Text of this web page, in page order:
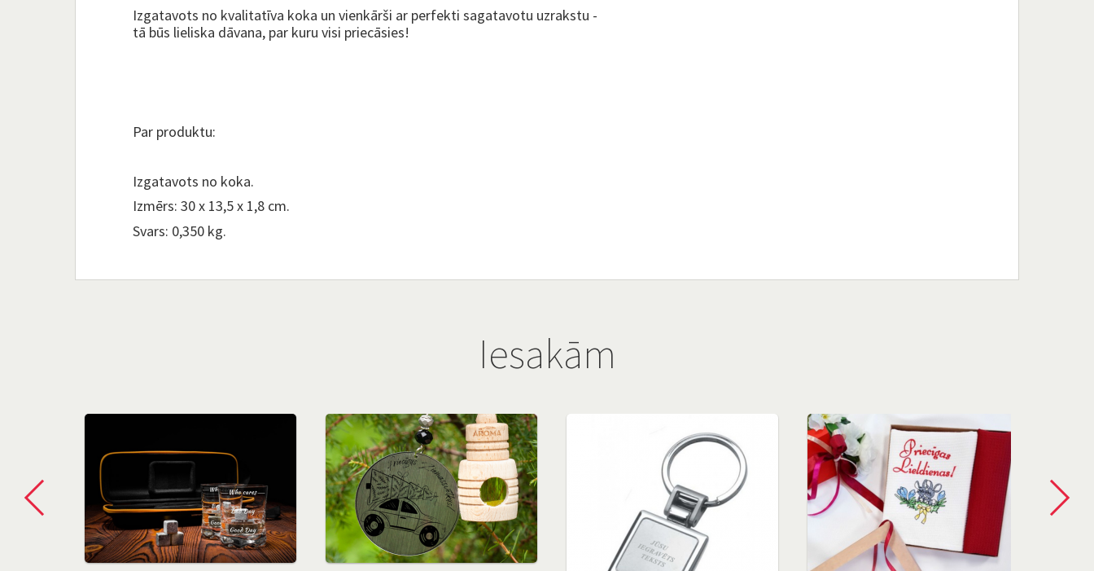
Izgatavots no kvalitatīva koka un vienkārši ar perfekti sagatavotu uzrakstu -
tā būs lieliska dāvana, par kuru visi priecāsies!
Par produktu:
Izgatavots no koka.
Izmērs: 30 x 13,5 x 1,8 cm.
Svars: 0,350 kg.
Iesakām